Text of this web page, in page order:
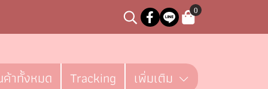
0
าทั้งหมด Tracking เพิ่มเติม